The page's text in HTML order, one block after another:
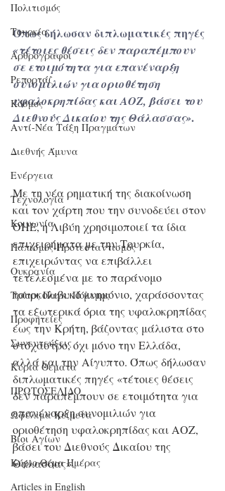
Πολιτισμός
Τουρκία
Αρθρογράφοι
Ρεπορτάζ
Κόσμος
Αντί-Νέα Τάξη Πραγμάτων
Διεθνής Άμυνα
Ενέργεια
Τεχνολογία
Κοινωνία
Παπισμός-Προτεσταντισμός
Ουκρανία
Τρίτος Παγκ. Πόλεμος
Προφητείες
Συνεντεύξεις
Κύρια Θέματα
ΠΡΩΤΟΣΕΛΙΔΟ
Ωφέλιμα Κείμενα
Βίοι Αγίων
Κύριο Θέμα Ημέρας
Articles in English
Όπως δήλωσαν διπλωματικές πηγές
«τέτοιες θέσεις δεν παραπέμπουν
σε ετοιμότητα για επανέναρξη
συνομιλιών για οριοθέτηση
υφαλοκρηπίδας και ΑΟΖ, βάσει του
Διεθνούς Δικαίου της Θάλασσας».
Με τη νέα ρηματική της διακοίνωση
και τον χάρτη που την συνοδεύει στον
ΟΗΕ, η Λιβύη χρησιμοποιεί τα ίδια
επιχειρήματα με την Τουρκία,
επιχειρώντας να επιβάλλει
τετελεσμένα με το παράνομο
τουρκολιβυκό μνημόνιο, χαράσσοντας
τα εξωτερικά όρια της υφαλοκρηπίδας
έως την Κρήτη, βάζοντας μάλιστα στο
στόχαστρο, όχι μόνο την Ελλάδα,
αλλά και την Αίγυπτο. Όπως δήλωσαν
διπλωματικές πηγές «τέτοιες θέσεις
δεν παραπέμπουν σε ετοιμότητα για
επανέναρξη συνομιλιών για
οριοθέτηση υφαλοκρηπίδας και ΑΟΖ,
βάσει του Διεθνούς Δικαίου της
Θάλασσας».